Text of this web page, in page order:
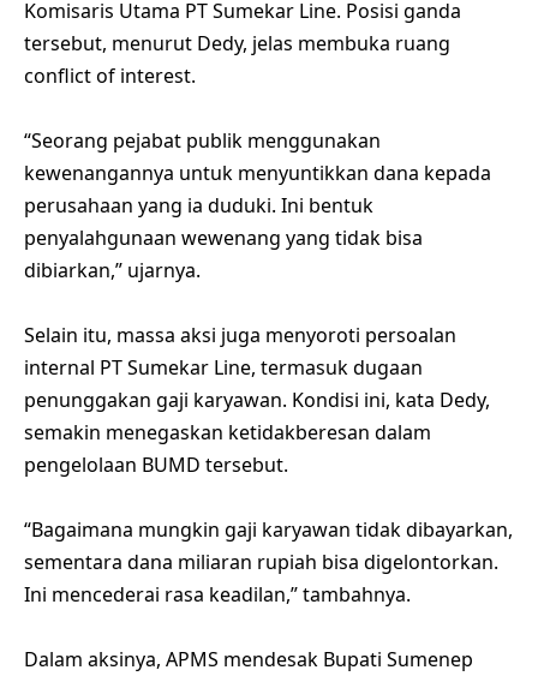
Komisaris Utama PT Sumekar Line. Posisi ganda
tersebut, menurut Dedy, jelas membuka ruang
conflict of interest.
“Seorang pejabat publik menggunakan
kewenangannya untuk menyuntikkan dana kepada
perusahaan yang ia duduki. Ini bentuk
penyalahgunaan wewenang yang tidak bisa
dibiarkan,” ujarnya.
Selain itu, massa aksi juga menyoroti persoalan
internal PT Sumekar Line, termasuk dugaan
penunggakan gaji karyawan. Kondisi ini, kata Dedy,
semakin menegaskan ketidakberesan dalam
pengelolaan BUMD tersebut.
“Bagaimana mungkin gaji karyawan tidak dibayarkan,
sementara dana miliaran rupiah bisa digelontorkan.
Ini mencederai rasa keadilan,” tambahnya.
Dalam aksinya, APMS mendesak Bupati Sumenep